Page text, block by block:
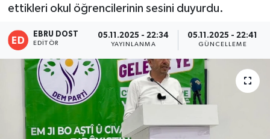
ettikleri okul öğrencilerinin sesini duyurdu.
EBRU DOST
EDITÖR
05.11.2025 - 22:34
YAYINLANMA
05.11.2025 - 22:41
GÜNCELLEME